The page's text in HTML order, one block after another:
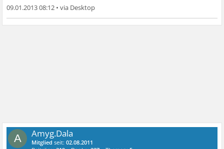
09.01.2013 08:12 •
A Amyg.Dala
Mitglied seit:02.08.2011